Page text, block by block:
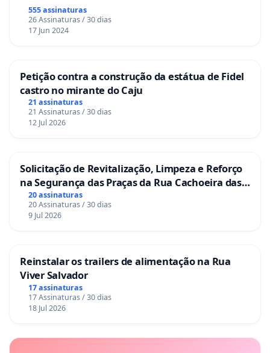
555 assinaturas
26 Assinaturas / 30 dias
17 Jun 2024
Petição contra a construção da estátua de Fidel
castro no mirante do Caju
21 assinaturas
21 Assinaturas / 30 dias
12 Jul 2026
Solicitação de Revitalização, Limpeza e Reforço
na Segurança das Praças da Rua Cachoeira das
Sete Ilhas
20 assinaturas
20 Assinaturas / 30 dias
9 Jul 2026
Reinstalar os trailers de alimentação na Rua
Viver Salvador
17 assinaturas
17 Assinaturas / 30 dias
18 Jul 2026